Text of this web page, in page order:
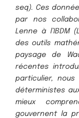
seq). Ces
par nos
Lenne à l’IBDM
des outils
paysage de
récentes
particulier,
déterministes
mieux
gouvernent la